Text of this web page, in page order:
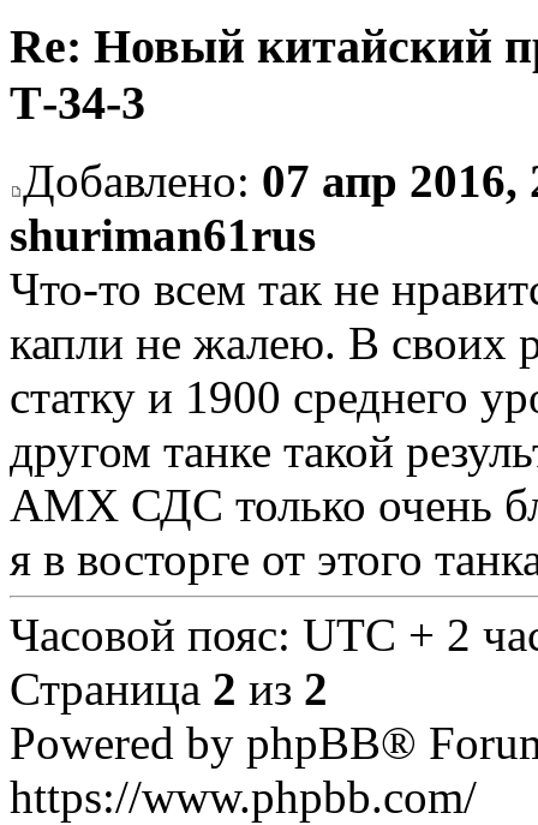
Re: Новый китайский
Т-34-3
Добавлено: 07 апр 2016,
shuriman61rus
Что-то всем так не
капли не жалею. В своих
статку и 1900 среднего
другом танке такой
АМХ СДС только очень
я в восторге от этого
Часовой пояс: UTC + 2
Страница 2 из 2
Powered by phpBB®
https://www.phpbb.com/